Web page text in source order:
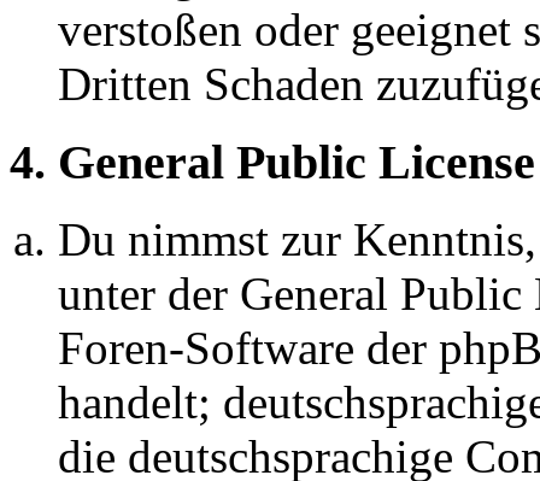
verstoßen oder geeignet
Dritten Schaden
4. General Public License
Du nimmst zur
unter der General
Foren-Software der
handelt;
die deutschsprachige